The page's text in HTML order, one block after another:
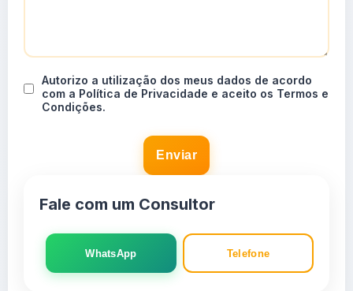
Autorizo a utilização dos meus dados de acordo
com a Política de Privacidade e aceito os Termos e
Condições.
Enviar
Fale com um Consultor
WhatsApp Telefone